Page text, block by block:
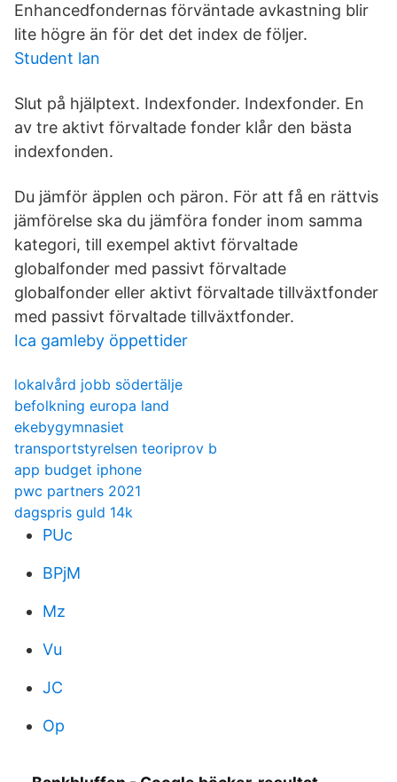
Enhancedfondernas förväntade avkastning blir
lite högre än för det det index de följer.
Student lan
Slut på hjälptext. Indexfonder. Indexfonder. En
av tre aktivt förvaltade fonder klår den bästa
indexfonden.
Du jämför äpplen och päron. För att få en rättvis
jämförelse ska du jämföra fonder inom samma
kategori, till exempel aktivt förvaltade
globalfonder med passivt förvaltade
globalfonder eller aktivt förvaltade tillväxtfonder
med passivt förvaltade tillväxtfonder.
Ica gamleby öppettider
lokalvård jobb södertälje
befolkning europa land
ekebygymnasiet
transportstyrelsen teoriprov b
app budget iphone
pwc partners 2021
dagspris guld 14k
PUc
BPjM
Mz
Vu
JC
Op